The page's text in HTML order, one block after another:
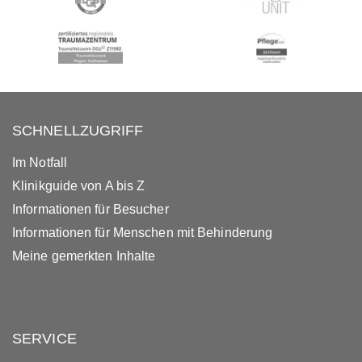
SCHNELLZUGRIFF
Im Notfall
Klinikguide von A bis Z
Informationen für Besucher
Informationen für Menschen mit Behinderung
Meine gemerkten Inhalte
SERVICE